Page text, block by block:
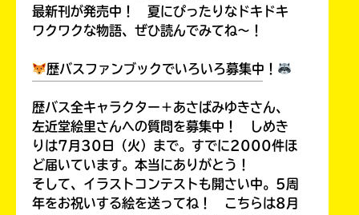
最新刊が発売中！ 夏にぴったりなドキドキ
ワクワクな物語、ぜひ読んでみてね～！
歴バスファンブックでいろいろ募集中！
歴バス全キャラクター＋あさばみゆきさん、
左近堂絵里さんへの質問を募集中！ しめき
りは7月30日（火）まで。すでに2000件ほ
ど届いています。本当にありがとう！
そして、イラストコンテストも開さい中。5周
年をお祝いする絵を送ってね！ こちらは8月